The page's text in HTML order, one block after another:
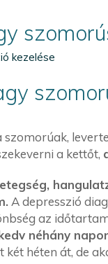
kezelése
a kettőt,
A depresszió
az
néhány
héten át, de